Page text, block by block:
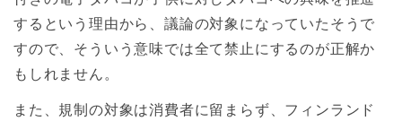
するという理由から、議論の対象になっていたそうで
すので、そういう意味では全て禁止にするのが正解か
もしれません。
また、規制の対象は消費者に留まらず、フィンランド